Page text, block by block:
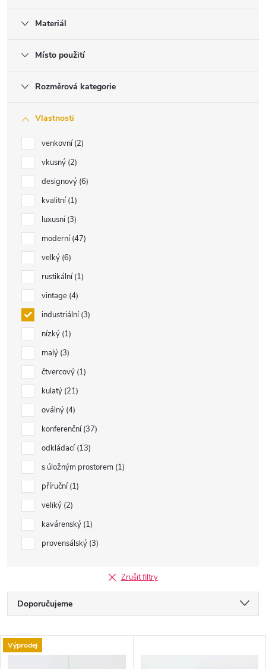
Materiál
Místo použití
Rozměrová kategorie
Vlastnosti
venkovní 2
vkusný 2
designový 6
kvalitní 1
luxusní 3
moderní 47
velký 6
rustikální 1
vintage 4
industriální 3
nízký 1
malý 3
čtvercový 1
kulatý 21
oválný 4
konferenční 37
odkládací 13
s úložným prostorem 1
příruční 1
veliký 2
kavárenský 1
provensálský 3
Zrušit filtry
Ř
a
Doporučujeme
Nejdražší
V
Výprodej